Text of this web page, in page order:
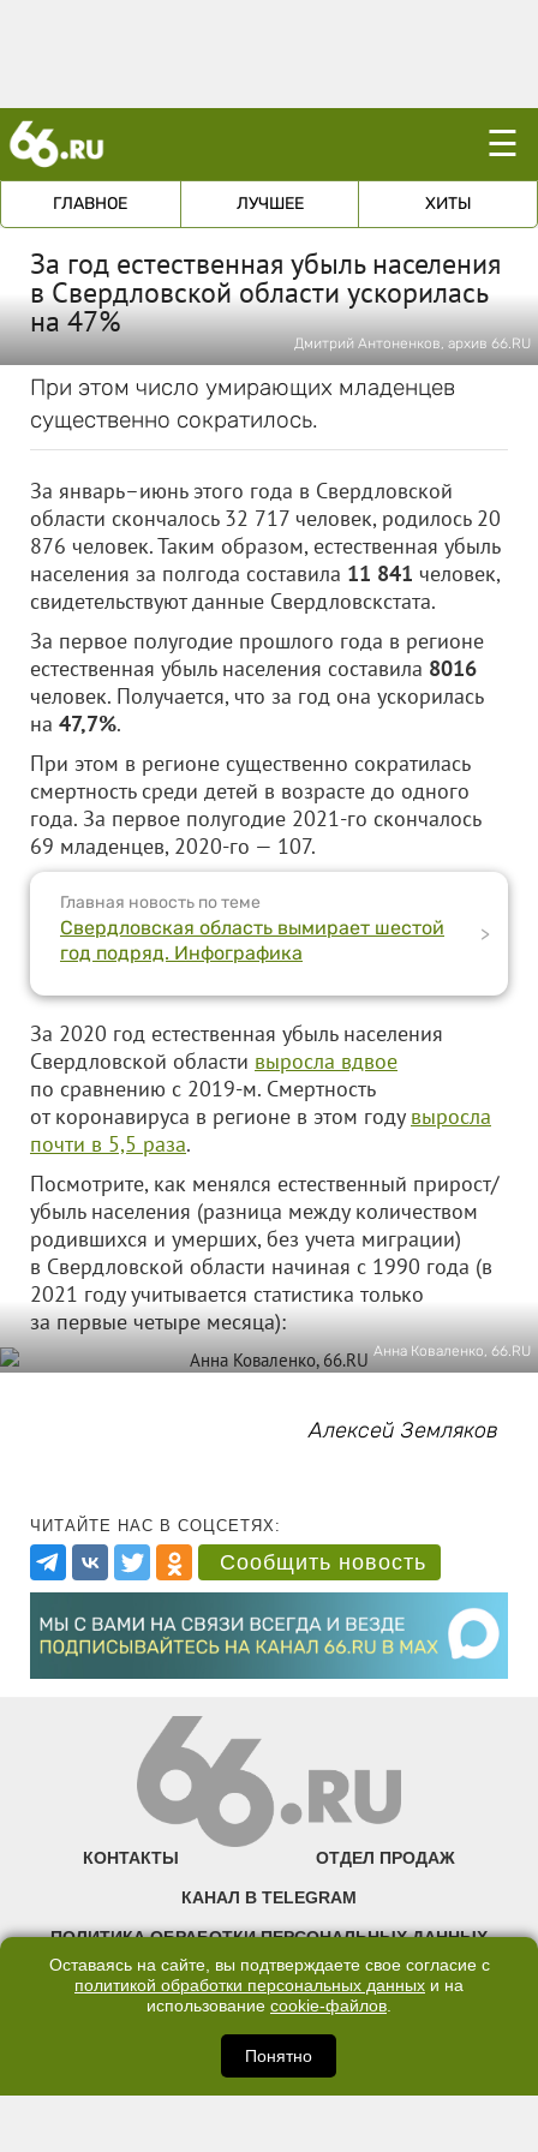
☰
ГЛАВНОЕ ЛУЧШЕЕ ХИТЫ
За год естественная убыль населения
в Свердловской области ускорилась
на 47%
Дмитрий Антоненков, архив 66.RU
При этом число умирающих младенцев
существенно сократилось.
За январь–июнь этого года в Свердловской
области скончалось 32 717 человек, родилось 20
876 человек. Таким образом, естественная убыль
населения за полгода составила 11 841 человек,
свидетельствуют данные Свердловскстата.
За первое полугодие прошлого года в регионе
естественная убыль населения составила 8016
человек. Получается, что за год она ускорилась
на 47,7%.
При этом в регионе существенно сократилась
смертность среди детей в возрасте до одного
года. За первое полугодие 2021-го скончалось
69 младенцев, 2020-го — 107.
Главная новость по теме
Свердловская область вымирает шестой
год подряд. Инфографика
>
За 2020 год естественная убыль населения
Свердловской области выросла вдвое
по сравнению с 2019-м. Смертность
от коронавируса в регионе в этом году выросла
почти в 5,5 раза.
Посмотрите, как менялся естественный прирост/
убыль населения (разница между количеством
родившихся и умерших, без учета миграции)
в Свердловской области начиная с 1990 года (в
2021 году учитывается статистика только
за первые четыре месяца):
Анна Коваленко, 66.RU
Алексей Земляков
ЧИТАЙТЕ НАС В СОЦСЕТЯХ:
Сообщить новость
КОНТАКТЫ ОТДЕЛ ПРОДАЖ
КАНАЛ В TELEGRAM
ПОЛИТИКА ОБРАБОТКИ ПЕРСОНАЛЬНЫХ ДАННЫХ
COOKIE
©2007—2025 66.RU. Воспроизведение, сообщение, доведение до всеобщего
сведения размещенных на сайте 66.RU материалов и их элементов без согласия
Оставаясь на сайте, вы подтверждаете свое согласие с
политикой обработки персональных данных и на
использование cookie-файлов.
Понятно